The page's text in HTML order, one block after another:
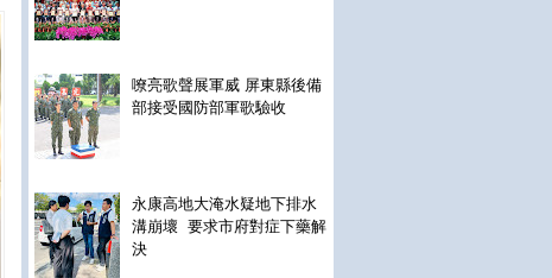
嘹亮歌聲展軍威 屏東縣後備
部接受國防部軍歌驗收
永康高地大淹水疑地下排水
溝崩壞 要求市府對症下藥解
決